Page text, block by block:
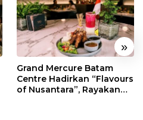
»
Grand Mercure Batam
Centre Hadirkan “Flavours
of Nusantara”, Rayakan